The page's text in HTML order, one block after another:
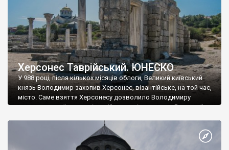
Херсонес Таврійський. ЮНЕСКО
У 988 році, після кількох місяців облоги, Великий київський
князь Володимир захопив Херсонес, візантійське, на той час,
місто. Саме взяття Херсонесу дозволило Володимиру
диктувати свої умови візантійському імператору Василю ІІ, та
Херсонесі Володимир-язичник, став Василем-християнином.
А потім було Хрещення Русі. На честь Херсонесу Таврійського